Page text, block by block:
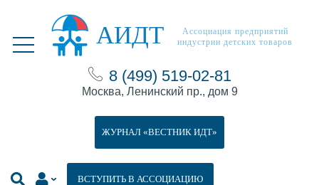
АИДТ
Ассоциация предприятий
индустрии детских товаров
8 (499) 519-02-81
Москва, Ленинский пр., дом 9
ВСТУПИТЬ В АССОЦИАЦИЮ
ЖУРНАЛ «ВЕСТНИК ИДТ»